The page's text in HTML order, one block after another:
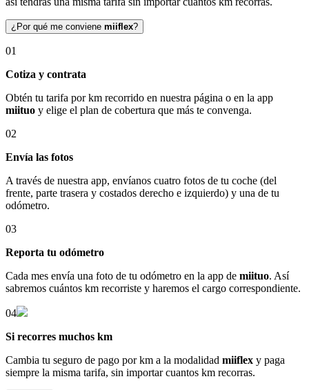
¿Por qué me conviene miiflex?
01
Cotiza y contrata
Obtén tu tarifa por km recorrido en nuestra página o en la app
miituo y elige el plan de cobertura que más te convenga.
02
Envía las fotos
A través de nuestra app, envíanos cuatro fotos de tu coche (del
frente, parte trasera y costados derecho e izquierdo) y una de tu
odómetro.
03
Reporta tu odómetro
Cada mes envía una foto de tu odómetro en la app de miituo. Así
sabremos cuántos km recorriste y haremos el cargo correspondiente.
04
Si recorres muchos km
Cambia tu seguro de pago por km a la modalidad miiflex y paga
siempre la misma tarifa, sin importar cuantos km recorras.